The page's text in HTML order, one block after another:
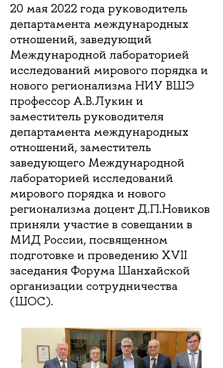
20 мая 2022 года руководитель
департамента международных
отношений, заведующий
Международной лабораторией
исследований мирового порядка и
нового регионализма НИУ ВШЭ
профессор А.В.Лукин и
заместитель руководителя
департамента международных
отношений, заместитель
заведующего Международной
лабораторией исследований
мирового порядка и нового
регионализма доцент Д.П.Новиков
приняли участие в совещании в
МИД России, посвященном
подготовке и проведению XVII
заседания Форума Шанхайской
организации сотрудничества
(ШОС).